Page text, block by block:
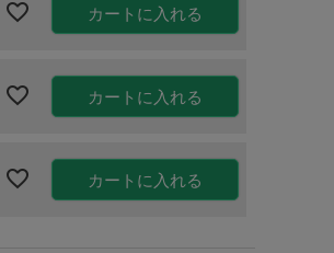
カートに入れる
カートに入れる
カートに入れる